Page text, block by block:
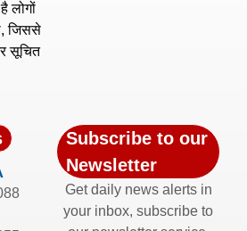
लोगों
जिससे
सूचित
Subscribe to our
Newsletter
Get daily news alerts in
your inbox, subscribe to